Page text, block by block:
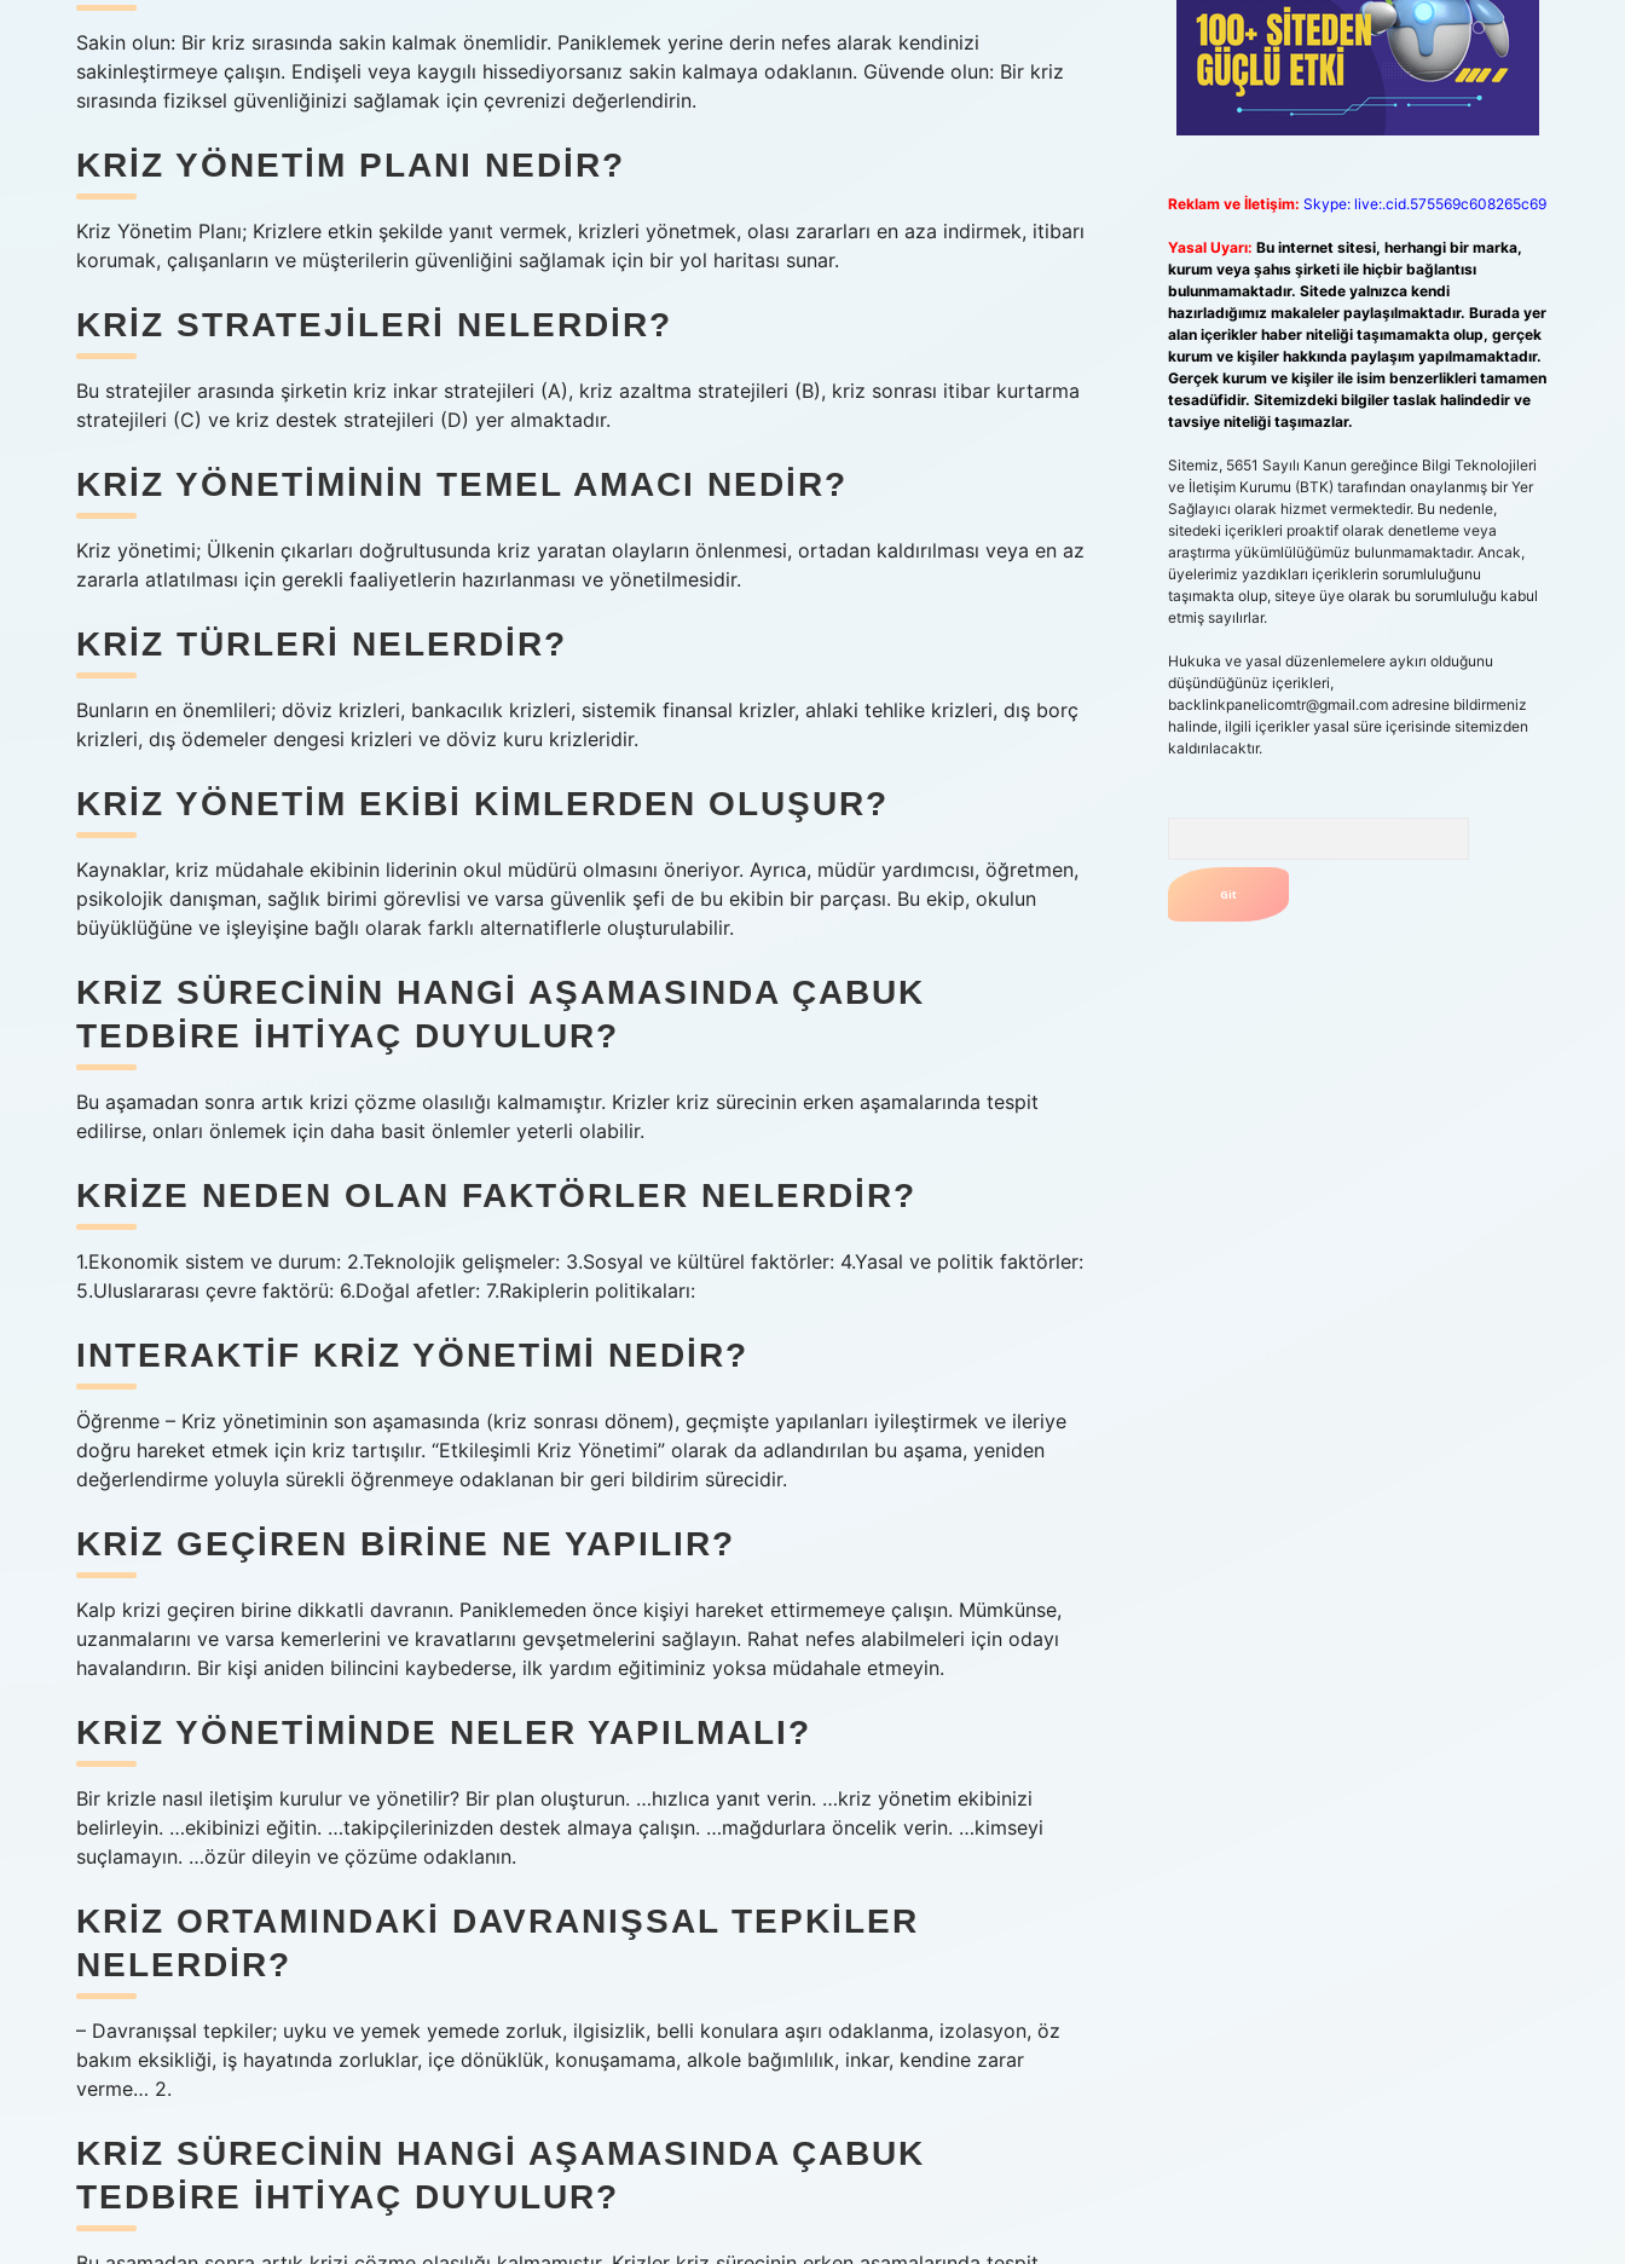
Sakin olun: Bir kriz sırasında sakin kalmak önemlidir. Paniklemek yerine derin nefes alarak kendinizi
sakinleştirmeye çalışın. Endişeli veya kaygılı hissediyorsanız sakin kalmaya odaklanın. Güvende olun: Bir kriz
sırasında fiziksel güvenliğinizi sağlamak için çevrenizi değerlendirin.
KRIZ YÖNETIM PLANI NEDIR?
Kriz Yönetim Planı; Krizlere etkin şekilde yanıt vermek, krizleri yönetmek, olası zararları en aza indirmek, itibarı
korumak, çalışanların ve müşterilerin güvenliğini sağlamak için bir yol haritası sunar.
KRIZ STRATEJILERI NELERDIR?
Bu stratejiler arasında şirketin kriz inkar stratejileri (A), kriz azaltma stratejileri (B), kriz sonrası itibar kurtarma
stratejileri (C) ve kriz destek stratejileri (D) yer almaktadır.
KRIZ YÖNETIMININ TEMEL AMACI NEDIR?
Kriz yönetimi; Ülkenin çıkarları doğrultusunda kriz yaratan olayların önlenmesi, ortadan kaldırılması veya en az
zararla atlatılması için gerekli faaliyetlerin hazırlanması ve yönetilmesidir.
KRIZ TÜRLERI NELERDIR?
Bunların en önemlileri; döviz krizleri, bankacılık krizleri, sistemik finansal krizler, ahlaki tehlike krizleri, dış borç
krizleri, dış ödemeler dengesi krizleri ve döviz kuru krizleridir.
KRIZ YÖNETIM EKIBI KIMLERDEN OLUŞUR?
Kaynaklar, kriz müdahale ekibinin liderinin okul müdürü olmasını öneriyor. Ayrıca, müdür yardımcısı, öğretmen,
psikolojik danışman, sağlık birimi görevlisi ve varsa güvenlik şefi de bu ekibin bir parçası. Bu ekip, okulun
büyüklüğüne ve işleyişine bağlı olarak farklı alternatiflerle oluşturulabilir.
KRIZ SÜRECININ HANGI AŞAMASINDA ÇABUK
TEDBIRE IHTIYAÇ DUYULUR?
Bu aşamadan sonra artık krizi çözme olasılığı kalmamıştır. Krizler kriz sürecinin erken aşamalarında tespit
edilirse, onları önlemek için daha basit önlemler yeterli olabilir.
KRIZE NEDEN OLAN FAKTÖRLER NELERDIR?
1.Ekonomik sistem ve durum: 2.Teknolojik gelişmeler: 3.Sosyal ve kültürel faktörler: 4.Yasal ve politik faktörler:
5.Uluslararası çevre faktörü: 6.Doğal afetler: 7.Rakiplerin politikaları:
INTERAKTIF KRIZ YÖNETIMI NEDIR?
Öğrenme – Kriz yönetiminin son aşamasında (kriz sonrası dönem), geçmişte yapılanları iyileştirmek ve ileriye
doğru hareket etmek için kriz tartışılır. “Etkileşimli Kriz Yönetimi” olarak da adlandırılan bu aşama, yeniden
değerlendirme yoluyla sürekli öğrenmeye odaklanan bir geri bildirim sürecidir.
KRIZ GEÇIREN BIRINE NE YAPILIR?
Kalp krizi geçiren birine dikkatli davranın. Paniklemeden önce kişiyi hareket ettirmemeye çalışın. Mümkünse,
uzanmalarını ve varsa kemerlerini ve kravatlarını gevşetmelerini sağlayın. Rahat nefes alabilmeleri için odayı
havalandırın. Bir kişi aniden bilincini kaybederse, ilk yardım eğitiminiz yoksa müdahale etmeyin.
KRIZ YÖNETIMINDE NELER YAPILMALI?
Bir krizle nasıl iletişim kurulur ve yönetilir? Bir plan oluşturun. …hızlıca yanıt verin. …kriz yönetim ekibinizi
belirleyin. …ekibinizi eğitin. …takipçilerinizden destek almaya çalışın. …mağdurlara öncelik verin. …kimseyi
suçlamayın. …özür dileyin ve çözüme odaklanın.
KRIZ ORTAMINDAKI DAVRANIŞSAL TEPKILER
NELERDIR?
– Davranışsal tepkiler; uyku ve yemek yemede zorluk, ilgisizlik, belli konulara aşırı odaklanma, izolasyon, öz
bakım eksikliği, iş hayatında zorluklar, içe dönüklük, konuşamama, alkole bağımlılık, inkar, kendine zarar
verme… 2.
KRIZ SÜRECININ HANGI AŞAMASINDA ÇABUK
TEDBIRE IHTIYAÇ DUYULUR?
Reklam ve İletişim: Skype: live:.cid.575569c608265c69
Yasal Uyarı: Bu internet sitesi, herhangi bir marka,
kurum veya şahıs şirketi ile hiçbir bağlantısı
bulunmamaktadır. Sitede yalnızca kendi
hazırladığımız makaleler paylaşılmaktadır. Burada yer
alan içerikler haber niteliği taşımamakta olup, gerçek
kurum ve kişiler hakkında paylaşım yapılmamaktadır.
Gerçek kurum ve kişiler ile isim benzerlikleri tamamen
tesadüfidir. Sitemizdeki bilgiler taslak halindedir ve
tavsiye niteliği taşımazlar.
Sitemiz, 5651 Sayılı Kanun gereğince Bilgi Teknolojileri
ve İletişim Kurumu (BTK) tarafından onaylanmış bir Yer
Sağlayıcı olarak hizmet vermektedir. Bu nedenle,
sitedeki içerikleri proaktif olarak denetleme veya
araştırma yükümlülüğümüz bulunmamaktadır. Ancak,
üyelerimiz yazdıkları içeriklerin sorumluluğunu
taşımakta olup, siteye üye olarak bu sorumluluğu kabul
etmiş sayılırlar.
Hukuka ve yasal düzenlemelere aykırı olduğunu
düşündüğünüz içerikleri,
backlinkpanelicomtr@gmail.comadresine bildirmeniz
halinde, ilgili içerikler yasal süre içerisinde sitemizden
kaldırılacaktır.